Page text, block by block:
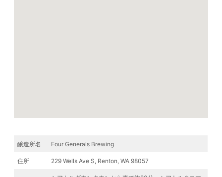
醸造所名 Four Generals Brewing
住所 229 Wells Ave S, Renton, WA 98057